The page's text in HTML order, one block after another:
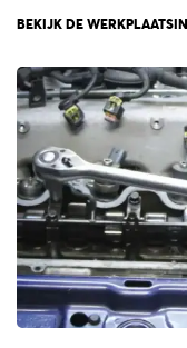
BEKIJK DE